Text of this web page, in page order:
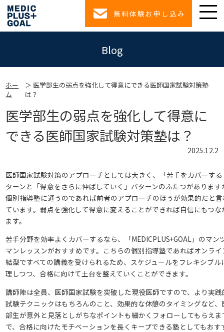
無料体験お申し込み
Blog
ホー
ム
医学部生の弱点を強化して得意にできる医師国家試験対策塾
は？
医学部生の弱点を強化して得意に
できる医師国家試験対策塾は？
2025.12.2
医師国家試験対策のアプローチとしては大きく、「苦手をカバーす
ターンと「得意をさらに伸ばしていく」パターンのふたつがあります
個別指導塾に通うのであれば前者のアプローチのほうが効果的だと言
ています。弱点を強化して得意に変えることができれば自信にもつな
ます。
苦手分野を効率よくカバーするなら、「MEDICPLUS+GOAL」のマン
マンレッスンがおすすめです。こちらの個別指導塾であればオンラ
結型ですべての講義を受けられるため、スケジュールをフレキシブル
理しつつ、合格に向けて土台を整えていくことができます。
講師陣は全員、医師国家試験を突破した現役医師ですので、より実践
試験テクニックはもちろんのこと、効果的な休憩のタイミングなど、
部生が意外と見落としがちなポイントも細かくフォローしてもらえ
で、合格に向けたモチベーションを長くキープできる塾としてもおす